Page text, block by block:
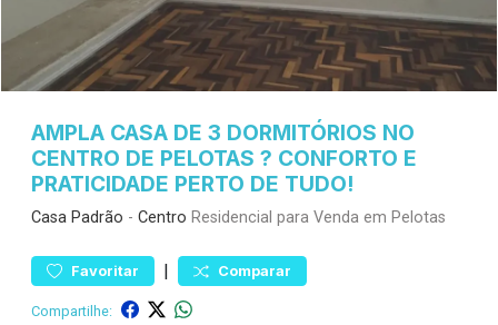
AMPLA CASA DE 3 DORMITÓRIOS NO
CENTRO DE PELOTAS ? CONFORTO E
PRATICIDADE PERTO DE TUDO!
Casa Padrão - Centro Residencial para Venda em Pelotas
Favoritar | Comparar
Compartilhe: